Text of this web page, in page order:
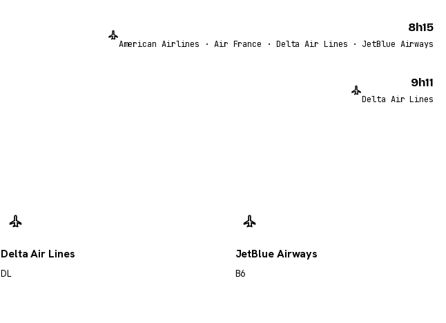
8h15
American Airlines · Air France · Delta Air Lines · JetBlue Airways
9h11
Delta Air Lines
Delta Air Lines
DL
JetBlue Airways
B6